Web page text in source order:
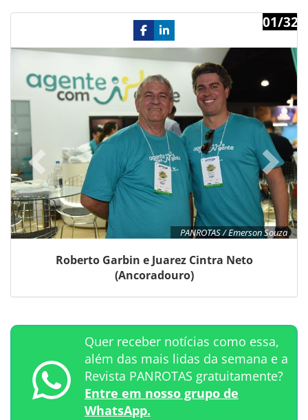
PANROTAS / Emerson Souza
01/32
Roberto Garbin e Juarez Cintra Neto
(Ancoradouro)
Previous
Quer receber notícias como essa,
além das mais lidas da semana e a
Revista PANROTAS gratuitamente?
Entre em nosso grupo de
WhatsApp.